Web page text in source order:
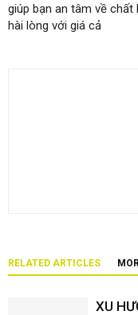
giúp bạn an tâm về chất
hài lòng với giá cả
RELATED ARTICLES
XU